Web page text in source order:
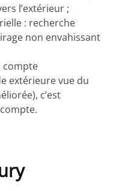
l’extérieur ;
: recherche
non envahissant
compte
extérieure vue du
c’est